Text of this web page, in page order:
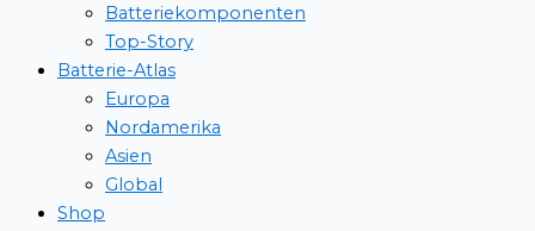
Batteriekomponenten
Top-Story
Batterie-Atlas
Europa
Nordamerika
Asien
Global
Shop